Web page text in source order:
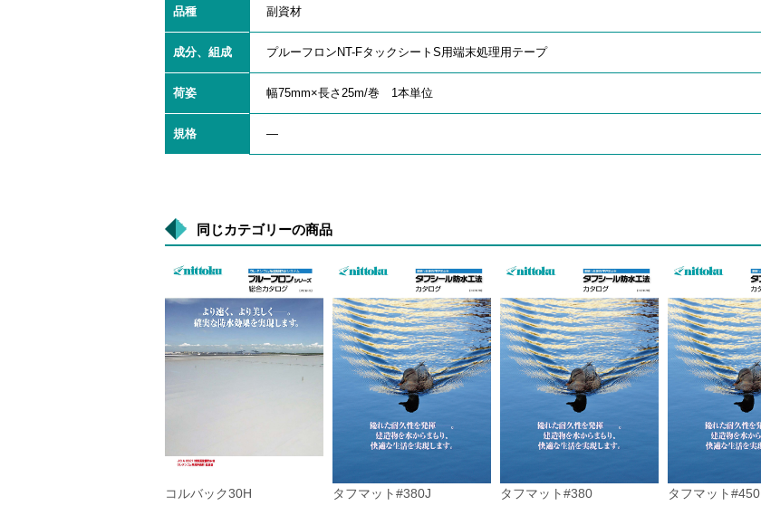
品種 副資材
成分、組成 プルーフロンNT-FタックシートS用端末処理用テープ
荷姿 幅75mm×長さ25m/巻 1本単位
規格 ―
同じカテゴリーの商品
コルバック30H タフマット#380J タフマット#380 タフマット#450